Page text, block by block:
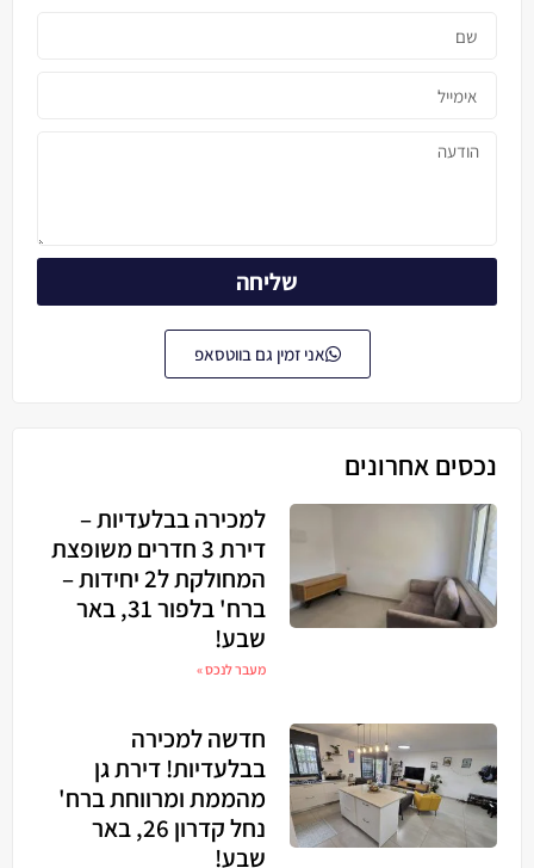
שליחה
אני זמין גם בווטסאפ
נכסים אחרונים
למכירה בבלעדיות –
דירת 3 חדרים משופצת
המחולקת ל2 יחידות –
ברח' בלפור 31, באר
שבע!
מעבר לנכס »
חדשה למכירה
בבלעדיות! דירת גן
מהממת ומרווחת ברח'
נחל קדרון 26, באר
שבע!